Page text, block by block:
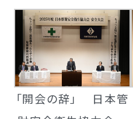
「開会の辞」 日本管